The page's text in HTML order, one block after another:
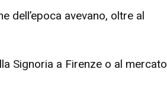
dell’epoca avevano, oltre al
Signoria a Firenze o al mercato